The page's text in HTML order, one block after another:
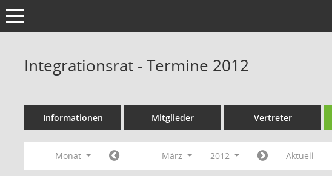
Toggle navigation
Integrationsrat - Termine 2012
Informationen Mitglieder Vertreter
Monat März 2012 Aktuell